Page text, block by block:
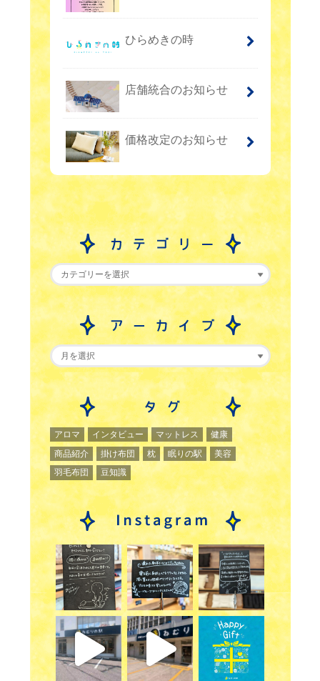
ひらめきの時
店舗統合のお知らせ
価格改定のお知らせ
アロマ インタビュー マットレス
健康
商品紹介
掛け布団 枕 眠りの駅
美容
羽毛布団
豆知識